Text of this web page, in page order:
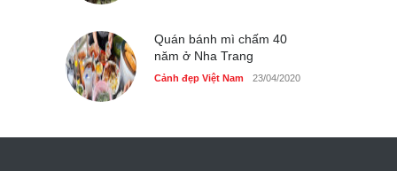
Quán bánh mì chấm 40
năm ở Nha Trang
Cảnh đẹp Việt Nam 23/04/2020